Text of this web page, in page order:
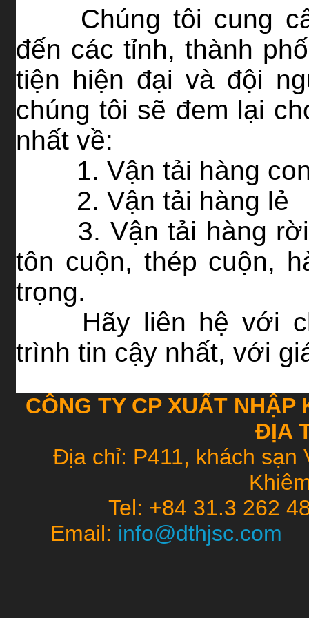
Chúng tôi cung
đến các tỉnh, thành
tiện hiện đại và đội
chúng tôi sẽ đem lại
nhất về:
1. Vận tải hàng
2. Vận tải hàng lẻ
3. Vận tải hàng
tôn cuộn, thép cuộn,
trọng.
Hãy liên hệ với
trình tin cậy nhất, với
CÔNG TY CP XUẤT
ĐỊA
Địa chỉ: P411, khách sạn
Tel: +84 31.3 262
Email: